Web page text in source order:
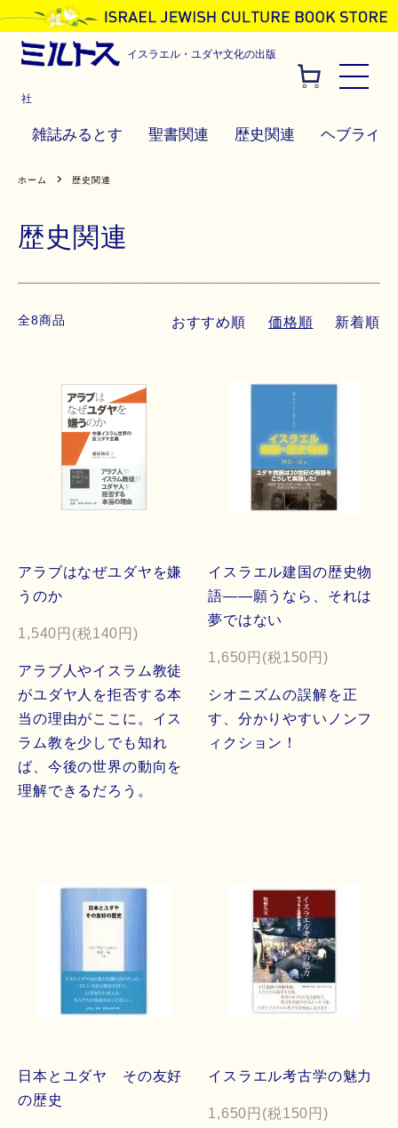
イスラエル・ユダヤ文化の出版
社
雑誌みるとす 聖書関連 歴史関連 ヘブライ
ホーム 歴史関連
歴史関連
全8商品 おすすめ順 価格順 新着順
アラブはなぜユダヤを嫌
うのか
1,540円(税140円)
アラブ人やイスラム教徒
がユダヤ人を拒否する本
当の理由がここに。イス
ラム教を少しでも知れ
ば、今後の世界の動向を
理解できるだろう。
イスラエル建国の歴史物
語――願うなら、それは
夢ではない
1,650円(税150円)
シオニズムの誤解を正
す、分かりやすいノンフ
ィクション！
日本とユダヤ その友好
の歴史
イスラエル考古学の魅力
1,650円(税150円)